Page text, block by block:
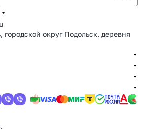
городской округ Подольск, деревня